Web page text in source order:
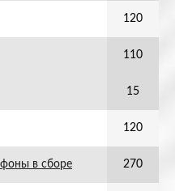
120
110
15
120
в сборе 270